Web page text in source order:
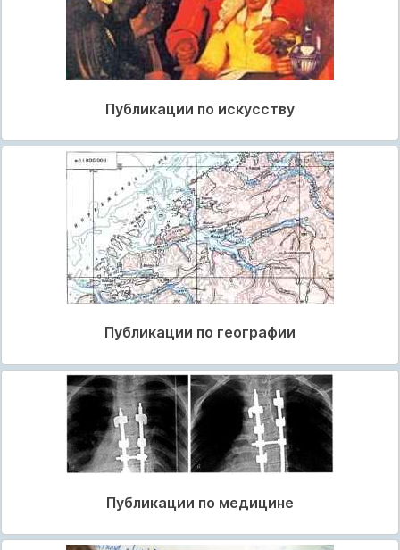
Публикации по искусству
Публикации по географии
Публикации по медицине